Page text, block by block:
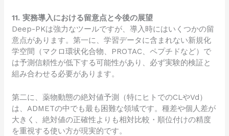
11. 実務導入における留意点と今後の展望
Deep-PKは強力なツールですが、導入時にはいくつかの留
意点があります。第一に、学習データに含まれない新規化
学空間（マクロ環状化合物、PROTAC、ペプチドなど）で
は予測信頼性が低下する可能性があり、必ず実験的検証と
組み合わせる必要があります。
第二に、薬物動態の絶対値予測（特にヒトでのCLやVd）
は、ADMETの中でも最も困難な領域です。種差や個人差が
大きく、絶対値の正確性よりも相対比較・順位付けの精度
を重視する使い方が現実的です。